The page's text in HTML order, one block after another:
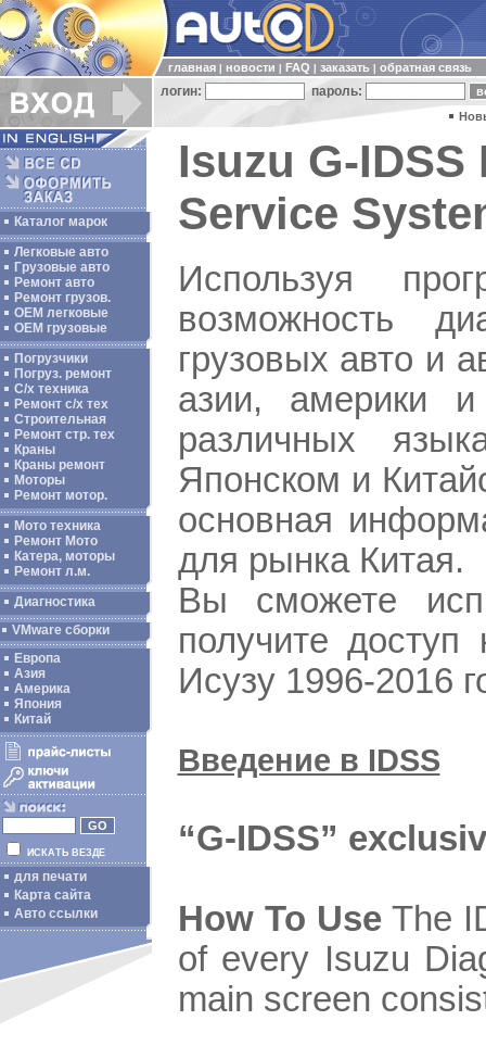
главная новости FAQ заказать обратная связь
логин: пароль:
Каталог марок
Легковые авто
Грузовые авто
Ремонт авто
Ремонт грузов.
ОЕМ легковые
OEM грузовые
Погрузчики
Погруз. ремонт
С/х техника
Ремонт с/х тех
Строительная
Ремонт стр. тех
Краны
Краны ремонт
Моторы
Ремонт мотор.
Мото техника
Ремонт Мото
Катера, моторы
Ремонт л.м.
Диагностика
VMware сборки
Европа
Азия
Америка
Япония
Китай
ИСКАТЬ ВЕЗДЕ
для печати
Карта сайта
Авто ссылки
Isuzu G-
Service
Используя
возможность
грузовых авто и
азии, америки
различных
Японском и
основная
для рынка Китая.
Вы сможете
получите
Исузу 1996-2016
Введение в IDSS
“G-IDSS”
How To UseThe
of every Isuzu
main screen